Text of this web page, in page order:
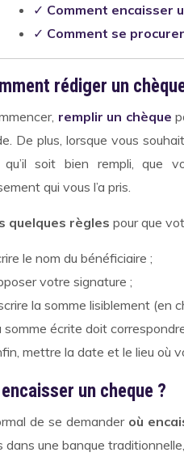
✓ Comment encaisser
✓ Comment se
rédiger un
remplir un chèque
De plus, lorsque vous
qu’il soit bien rempli, que
qui vous l’a pris.
quelques règles pour que
le nom du bénéficiaire ;
votre signature ;
la somme lisiblement (en
somme écrite doit
mettre la date et le lieu où
un cheque ?
de se demander où
dans une banque